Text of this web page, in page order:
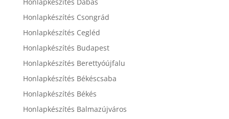
Honlapkészítés Csongrád
Honlapkészítés Cegléd
Honlapkészítés Budapest
Honlapkészítés Berettyóújfalu
Honlapkészítés Békéscsaba
Honlapkészítés Békés
Honlapkészítés Balmazújváros